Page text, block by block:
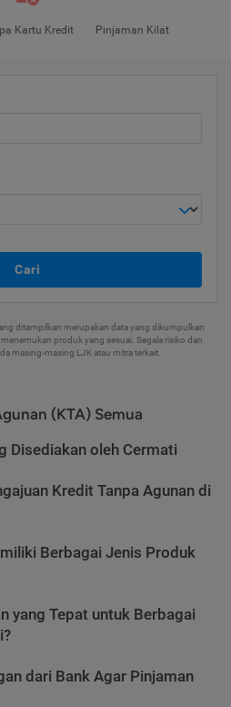
Kartu Kredit Pinjaman Kilat
Cari
ditampilkan merupakan data yang dikumpulkan
produk yang sesuai. Segala risiko dan
masing-masing LJK atau mitra terkait.
(KTA) Semua
Disediakan oleh Cermati
Kredit Tanpa Agunan di
Berbagai Jenis Produk
yang Tepat untuk Berbagai
dari Bank Agar Pinjaman